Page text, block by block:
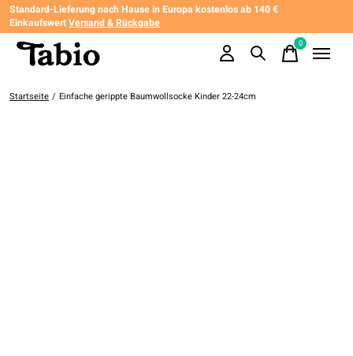
Standard-Lieferung nach Hause in Europa kostenlos ab 140 €
EinkaufswertVersand & Rückgabe
0items
Startseite / Einfache gerippte Baumwollsocke Kinder 22-24cm